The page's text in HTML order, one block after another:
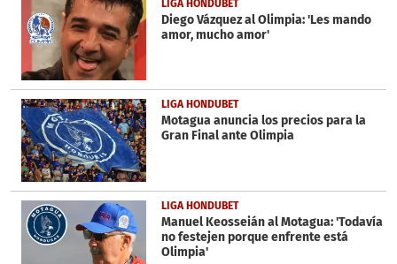
seconds
LIGA HONDUBET
Diego Vázquez al Olimpia: 'Les mando
amor, mucho amor'
LIGA HONDUBET
Motagua anuncia los precios para la
Gran Final ante Olimpia
LIGA HONDUBET
Manuel Keosseián al Motagua: 'Todavía
no festejen porque enfrente está
Olimpia'